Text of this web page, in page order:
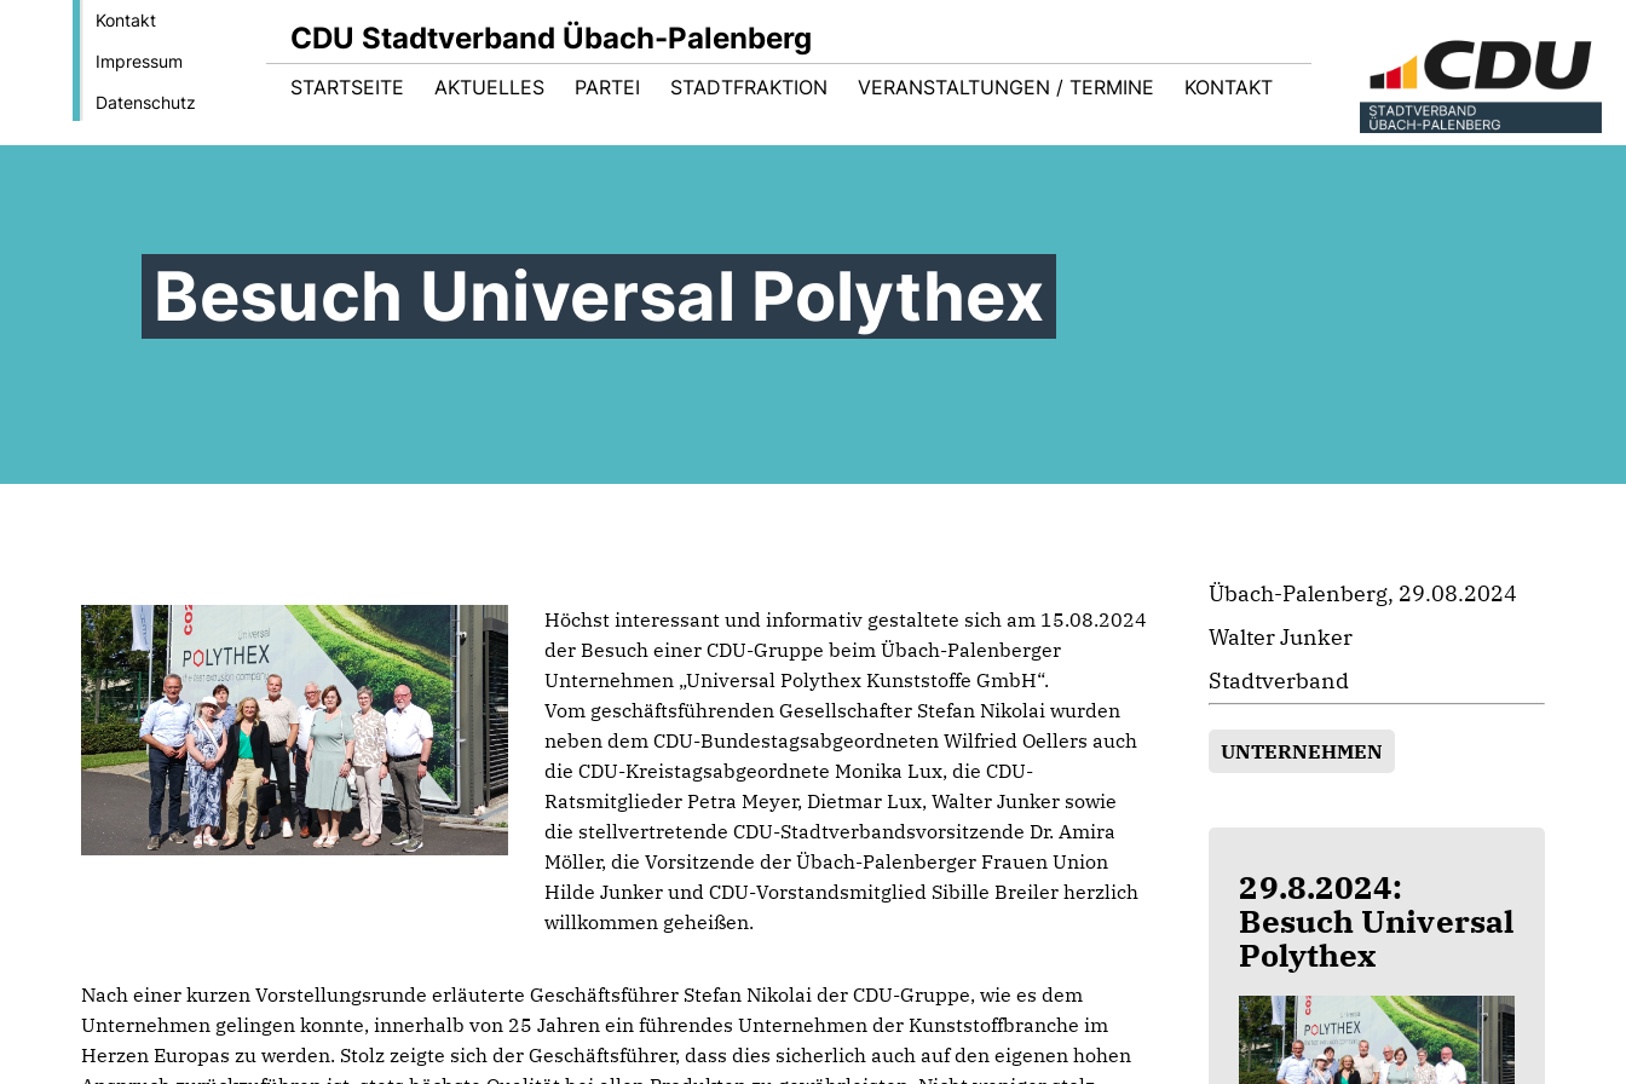
Kontakt
Impressum
Datenschutz
CDU Stadtverband Übach-Palenberg
STARTSEITE AKTUELLES PARTEI STADTFRAKTION VERANSTALTUNGEN / TERMINE KONTAKT
Besuch Universal Polythex
Höchst interessant und informativ gestaltete sich am 15.08.2024
der Besuch einer CDU-Gruppe beim Übach-Palenberger
Unternehmen „Universal Polythex Kunststoffe GmbH“.
Vom geschäftsführenden Gesellschafter Stefan Nikolai wurden
neben dem CDU-Bundestagsabgeordneten Wilfried Oellers auch
die CDU-Kreistagsabgeordnete Monika Lux, die CDU-
Ratsmitglieder Petra Meyer, Dietmar Lux, Walter Junker sowie
die stellvertretende CDU-Stadtverbandsvorsitzende Dr. Amira
Möller, die Vorsitzende der Übach-Palenberger Frauen Union
Hilde Junker und CDU-Vorstandsmitglied Sibille Breiler herzlich
willkommen geheißen.
Nach einer kurzen Vorstellungsrunde erläuterte Geschäftsführer Stefan Nikolai der CDU-Gruppe, wie es dem
Unternehmen gelingen konnte, innerhalb von 25 Jahren ein führendes Unternehmen der Kunststoffbranche im
Herzen Europas zu werden. Stolz zeigte sich der Geschäftsführer, dass dies sicherlich auch auf den eigenen hohen
Übach-Palenberg, 29.08.2024
Walter Junker
Stadtverband
UNTERNEHMEN
29.8.2024:
Besuch Universal
Polythex